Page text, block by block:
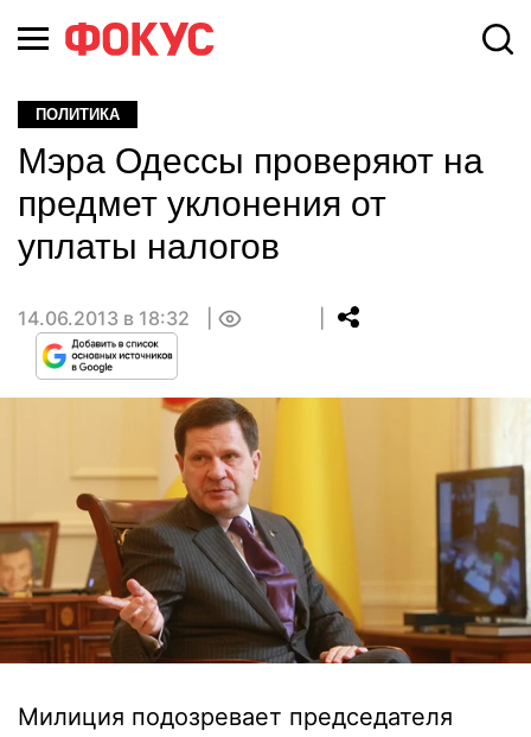
ПОЛИТИКА
Мэра Одессы проверяют на
предмет уклонения от
уплаты налогов
14.06.2013 в 18:32
Милиция подозревает председателя